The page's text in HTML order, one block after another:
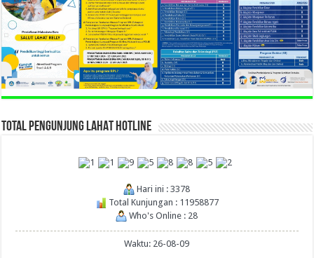
TOTAL PENGUNJUNG LAHAT HOTLINE
Hari ini : 3378
Total Kunjungan : 11958877
Who's Online : 28
Waktu: 26-08-09